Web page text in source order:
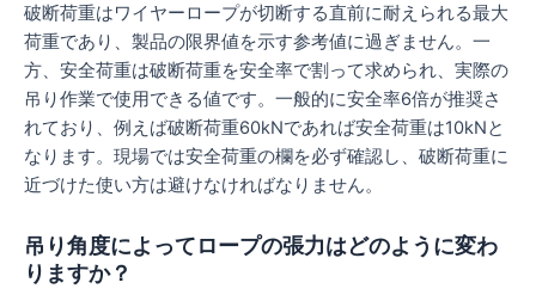
破断荷重はワイヤーロープが切断する直前に耐えられる最大
荷重であり、製品の限界値を示す参考値に過ぎません。一
方、安全荷重は破断荷重を安全率で割って求められ、実際の
吊り作業で使用できる値です。一般的に安全率6倍が推奨さ
れており、例えば破断荷重60kNであれば安全荷重は10kNと
なります。現場では安全荷重の欄を必ず確認し、破断荷重に
近づけた使い方は避けなければなりません。
吊り角度によってロープの張力はどのように変わ
りますか？